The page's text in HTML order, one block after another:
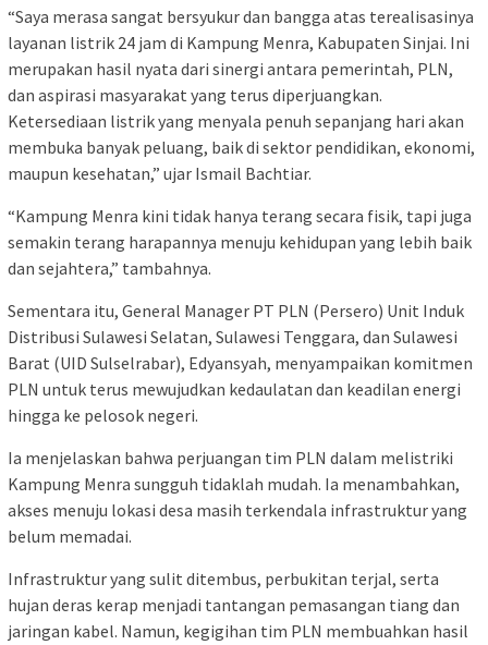
“Saya merasa sangat bersyukur dan bangga atas terealisasinya
layanan listrik 24 jam di Kampung Menra, Kabupaten Sinjai. Ini
merupakan hasil nyata dari sinergi antara pemerintah, PLN,
dan aspirasi masyarakat yang terus diperjuangkan.
Ketersediaan listrik yang menyala penuh sepanjang hari akan
membuka banyak peluang, baik di sektor pendidikan, ekonomi,
maupun kesehatan,” ujar Ismail Bachtiar.
“Kampung Menra kini tidak hanya terang secara fisik, tapi juga
semakin terang harapannya menuju kehidupan yang lebih baik
dan sejahtera,” tambahnya.
Sementara itu, General Manager PT PLN (Persero) Unit Induk
Distribusi Sulawesi Selatan, Sulawesi Tenggara, dan Sulawesi
Barat (UID Sulselrabar), Edyansyah, menyampaikan komitmen
PLN untuk terus mewujudkan kedaulatan dan keadilan energi
hingga ke pelosok negeri.
Ia menjelaskan bahwa perjuangan tim PLN dalam melistriki
Kampung Menra sungguh tidaklah mudah. Ia menambahkan,
akses menuju lokasi desa masih terkendala infrastruktur yang
belum memadai.
Infrastruktur yang sulit ditembus, perbukitan terjal, serta
hujan deras kerap menjadi tantangan pemasangan tiang dan
jaringan kabel. Namun, kegigihan tim PLN membuahkan hasil